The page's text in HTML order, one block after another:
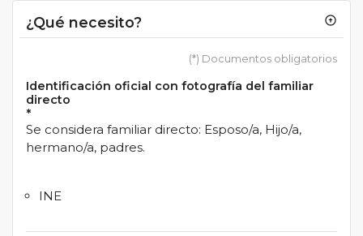
¿Qué necesito? arrow_circle_up
(*) Documentos obligatorios
Identificación oficial con fotografía del familiar
directo
*
Se considera familiar directo: Esposo/a, Hijo/a,
hermano/a, padres.
INE